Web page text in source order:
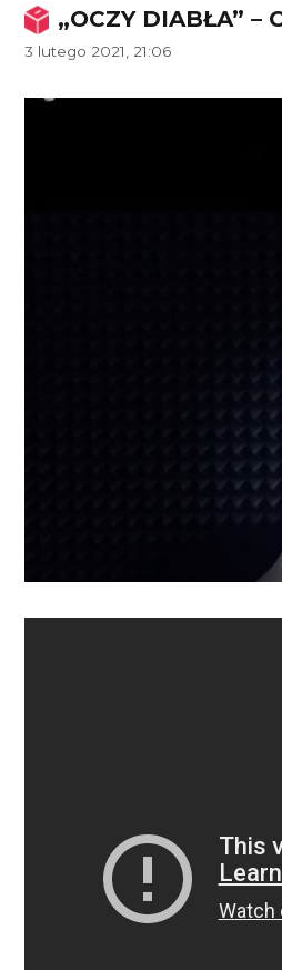
„OCZY DIABŁA” –
3 lutego 2021, 21:06